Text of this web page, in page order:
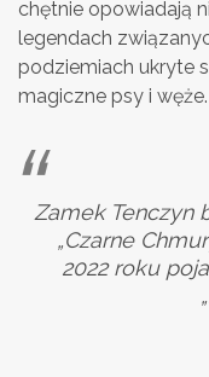
chętnie opowiadają
legendach
podziemiach ukryte
magiczne psy i węże.
Zamek Tenczyn
„Czarne
2022 roku